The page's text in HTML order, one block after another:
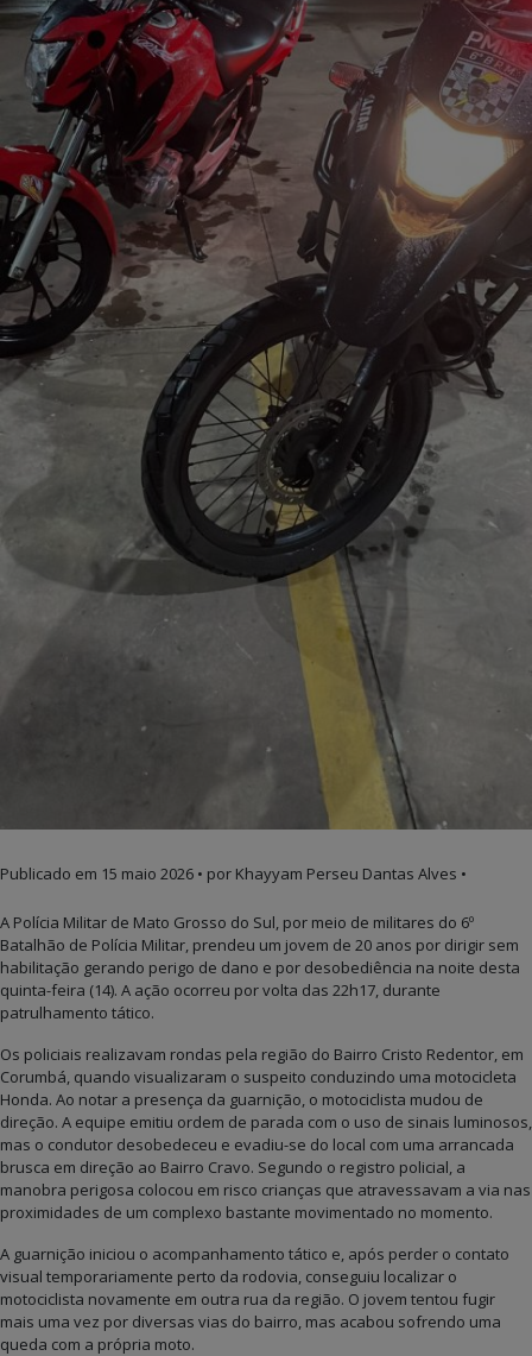
Publicado em 15 maio 2026 • por Khayyam Perseu Dantas Alves •
A Polícia Militar de Mato Grosso do Sul, por meio de militares do 6º
Batalhão de Polícia Militar, prendeu um jovem de 20 anos por dirigir sem
habilitação gerando perigo de dano e por desobediência na noite desta
quinta-feira (14). A ação ocorreu por volta das 22h17, durante
patrulhamento tático.
Os policiais realizavam rondas pela região do Bairro Cristo Redentor, em
Corumbá, quando visualizaram o suspeito conduzindo uma motocicleta
Honda. Ao notar a presença da guarnição, o motociclista mudou de
direção. A equipe emitiu ordem de parada com o uso de sinais luminosos,
mas o condutor desobedeceu e evadiu-se do local com uma arrancada
brusca em direção ao Bairro Cravo. Segundo o registro policial, a
manobra perigosa colocou em risco crianças que atravessavam a via nas
proximidades de um complexo bastante movimentado no momento.
A guarnição iniciou o acompanhamento tático e, após perder o contato
visual temporariamente perto da rodovia, conseguiu localizar o
motociclista novamente em outra rua da região. O jovem tentou fugir
mais uma vez por diversas vias do bairro, mas acabou sofrendo uma
queda com a própria moto.